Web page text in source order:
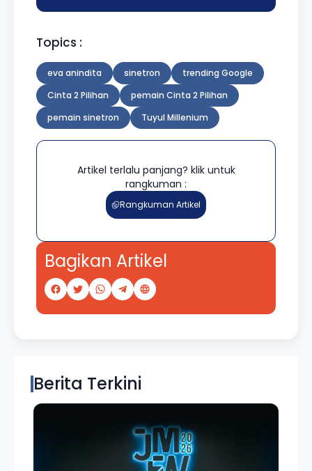
Topics :
eva anindita sinetron
trending Google
Cinta 2 Pilihan
pemain Cinta 2 Pilihan
pemain sinetron
Tuyul Millenium
Artikel terlalu panjang? klik untuk
rangkuman :
Rangkuman Artikel
Bagikan Artikel
Berita Terkini